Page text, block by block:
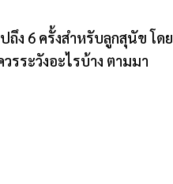
ง 6 ครั้งสำหรับลูกสุนัข โดย
รระวังอะไรบ้าง ตามมา